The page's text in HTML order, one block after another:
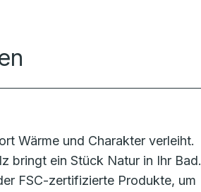
Wärme und Charakter verleiht.
bringt ein Stück Natur in Ihr Bad.
FSC-zertifizierte Produkte, um